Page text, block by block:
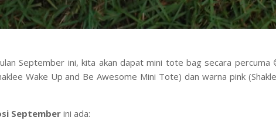
September ini, kita akan dapat mini tote bag secara percuma
Wake Up and Be Awesome Mini Tote) dan warna pink
September ini ada: